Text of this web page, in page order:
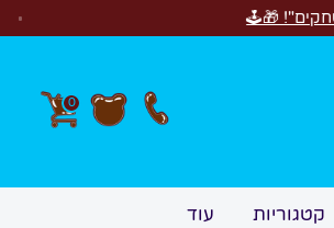
0
קטגוריות עוד